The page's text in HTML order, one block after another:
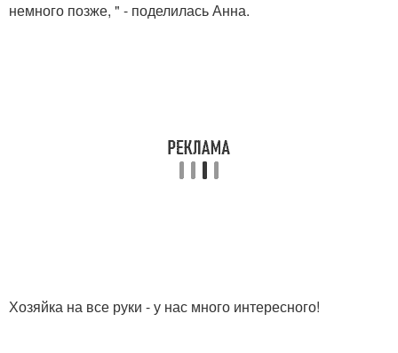
немного позже, " - поделилась Анна.
Хозяйка на все руки - у нас много интересного!